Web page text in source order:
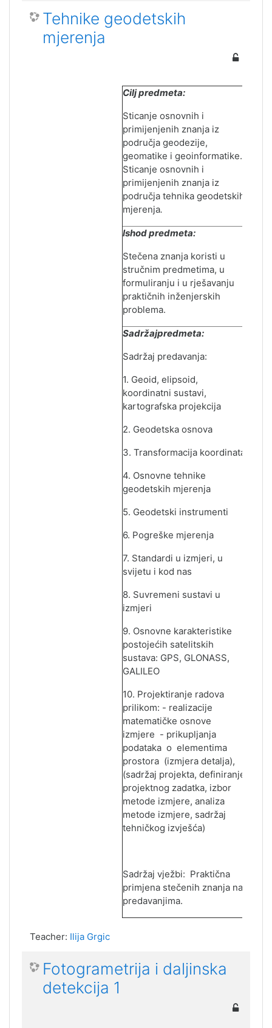
Tehnike geodetskih
mjerenja
Cilj predmeta:
Sticanje osnovnih i
primijenjenih znanja iz
područja geodezije,
geomatike i geoinformatike.
Sticanje osnovnih i
primijenjenih znanja iz
područja tehnika geodetskih
mjerenja.
Ishod predmeta:
Stečena znanja koristi u
stručnim predmetima, u
formuliranju i u rješavanju
praktičnih inženjerskih
problema.
Sadržajpredmeta:
Sadržaj predavanja:
1. Geoid, elipsoid,
koordinatni sustavi,
kartografska projekcija
2. Geodetska osnova
3. Transformacija koordinata
4. Osnovne tehnike
geodetskih mjerenja
5. Geodetski instrumenti
6. Pogreške mjerenja
7. Standardi u izmjeri, u
svijetu i kod nas
8. Suvremeni sustavi u
izmjeri
9. Osnovne karakteristike
postojećih satelitskih
sustava: GPS, GLONASS,
GALILEO
10. Projektiranje radova
prilikom: - realizacije
matematičke osnove
izmjere - prikuplјanja
podataka o elementima
prostora (izmjera detalјa),
(sadržaj projekta, definiranje
projektnog zadatka, izbor
metode izmjere, analiza
metode izmjere, sadržaj
tehničkog izvješća)
Sadržaj vježbi: Praktična
primjena stečenih znanja na
predavanjima.
Teacher: Ilija Grgic
Fotogrametrija i daljinska
detekcija 1